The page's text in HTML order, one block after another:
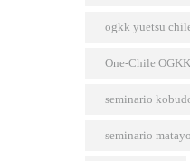
ogkk yuetsu
One-Chile OGKK
seminario
seminario